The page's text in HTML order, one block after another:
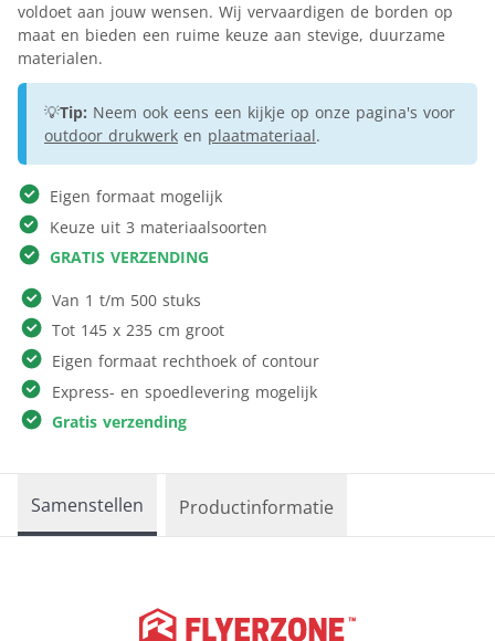
voldoet aan jouw wensen. Wij vervaardigen de borden op
maat en bieden een ruime keuze aan stevige, duurzame
materialen.
💡Tip: Neem ook eens een kijkje op onze pagina's voor
outdoor drukwerk en plaatmateriaal.
Eigen formaat mogelijk
Keuze uit 3 materiaalsoorten
GRATIS VERZENDING
Van 1 t/m 500 stuks
Tot 145 x 235 cm groot
Eigen formaat rechthoek of contour
Express- en spoedlevering mogelijk
Gratis verzending
Samenstellen Productinformatie